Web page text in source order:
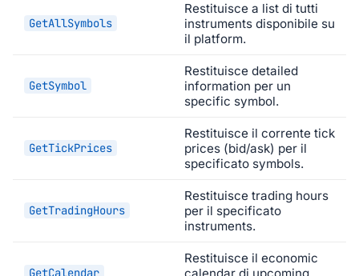
GetAllSymbols
Restituisce a list di tutti
instruments disponibile su
il platform.
GetSymbol
Restituisce detailed
information per un
specific symbol.
GetTickPrices
Restituisce il corrente tick
prices (bid/ask) per il
specificato symbols.
GetTradingHours
Restituisce trading hours
per il specificato
instruments.
GetCalendar
Restituisce il economic